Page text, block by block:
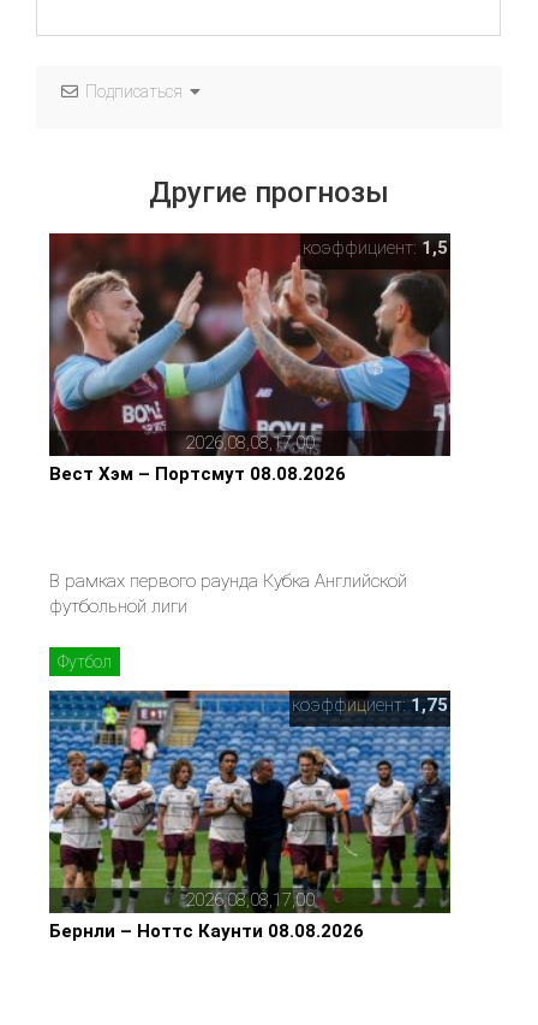
Подписаться
Другие прогнозы
2026,08,08,17,00
коэффициент: 1,5
Вест Хэм – Портсмут 08.08.2026
В рамках первого раунда Кубка Английской
футбольной лиги
Футбол
2026,08,08,17,00
коэффициент: 1,75
Бернли – Ноттс Каунти 08.08.2026